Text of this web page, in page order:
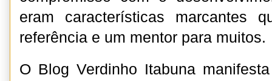
eram características marcantes
referência e um mentor para muitos.
O Blog Verdinho Itabuna